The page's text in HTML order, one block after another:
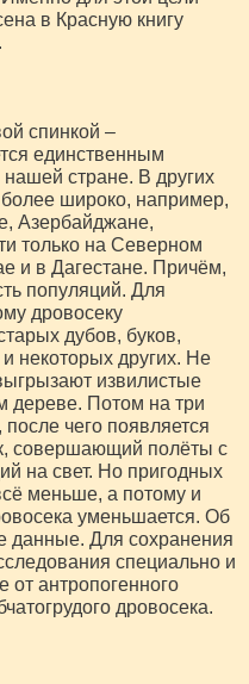
в Красную книгу
спинкой –
единственным
стране. В других
более широко, например,
Азербайджане,
только на Северном
и в Дагестане. Причём,
популяций. Для
дровосеку
дубов, буков,
некоторых других. Не
извилистые
дереве. Потом на три
после чего появляется
совершающий полёты с
на свет. Но пригодных
меньше, а потому и
уменьшается. Об
данные. Для сохранения
специально и
от антропогенного
дровосека.